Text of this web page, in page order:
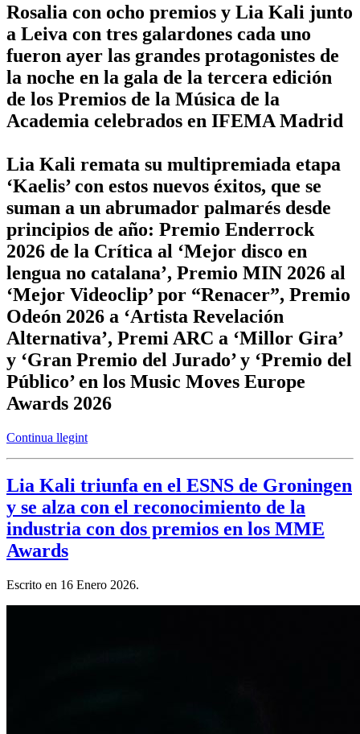
Rosalia con ocho premios y Lia Kali junto
a Leiva con tres galardones cada uno
fueron ayer las grandes protagonistes de
la noche en la gala de la tercera edición
de los Premios de la Música de la
Academia celebrados en IFEMA Madrid
Lia Kali remata su multipremiada etapa
‘Kaelis’ con estos nuevos éxitos, que se
suman a un abrumador palmarés desde
principios de año: Premio Enderrock
2026 de la Crítica al ‘Mejor disco en
lengua no catalana’, Premio MIN 2026 al
‘Mejor Videoclip’ por “Renacer”, Premio
Odeón 2026 a ‘Artista Revelación
Alternativa’, Premi ARC a ‘Millor Gira’
y ‘Gran Premio del Jurado’ y ‘Premio del
Público’ en los Music Moves Europe
Awards 2026
Continua llegint
Lia Kali triunfa en el ESNS de Groningen
y se alza con el reconocimiento de la
industria con dos premios en los MME
Awards
Escrito en 16 Enero 2026.